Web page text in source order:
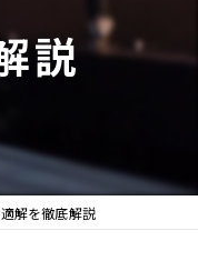
説
解を徹底解説